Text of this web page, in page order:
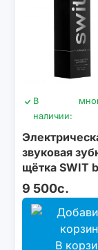
В
наличии:
звуковая
щётка SWIT
Revyline RL
Silver
9 500с.
В